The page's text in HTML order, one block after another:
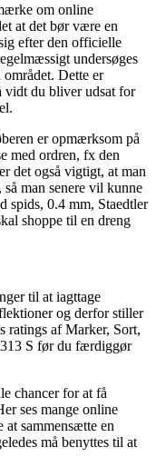
om online
at det bør være en
efter den officielle
undersøges
Dette er
vidt du bliver udsat for
er opmærksom på
med ordren, fx den
det også vigtigt, at man
man senere vil kunne
spids, 0.4 mm, Staedtler
shoppe til en dreng
til at iagttage
og derfor stiller
ratings af Marker, Sort,
S før du færdiggør
chancer for at få
ses mange online
sammensætte en
må benyttes til at